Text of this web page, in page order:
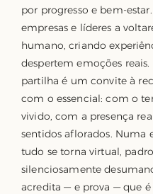
por progresso e bem-
empresas e líderes a
humano, criando
despertem emoções reais.
partilha é um convite à
com o essencial: com o
vivido, com a presença
sentidos aflorados. Numa
tudo se torna virtual,
silenciosamente
acredita — e prova — que